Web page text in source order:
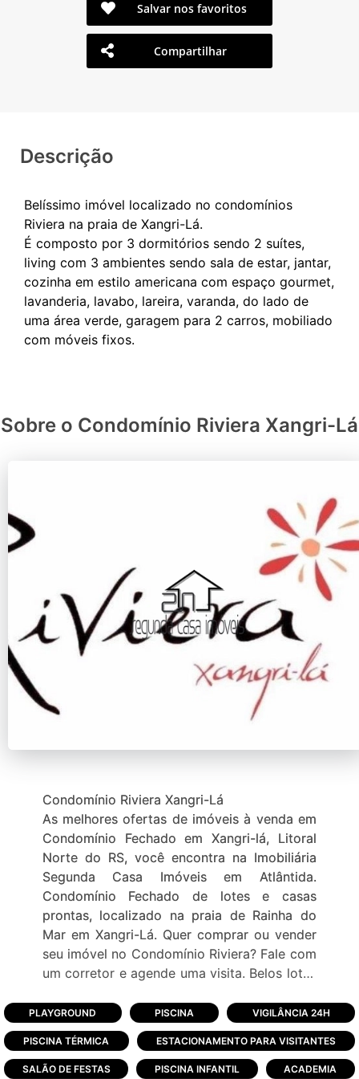
Salvar nos favoritos
Compartilhar
Descrição
Belíssimo imóvel localizado no condomínios
Riviera na praia de Xangri-Lá.
É composto por 3 dormitórios sendo 2 suítes,
living com 3 ambientes sendo sala de estar, jantar,
cozinha em estilo americana com espaço gourmet,
lavanderia, lavabo, lareira, varanda, do lado de
uma área verde, garagem para 2 carros, mobiliado
Sobre o Condomínio Riviera Xangri-Lá
Condomínio Riviera Xangri-Lá
As melhores ofertas de imóveis à venda em
Condomínio Fechado em Xangri-lá, Litoral
Norte do RS, você encontra na Imobiliária
Segunda Casa Imóveis em Atlântida.
Condomínio Fechado de lotes e casas
prontas, localizado na praia de Rainha do
Mar em Xangri-Lá. Quer comprar ou vender
seu imóvel no Condomínio Riviera? Fale com
um corretor e agende uma visita. Belos lotes
sobrados à venda! Imagine um condomínio
que está ali, só esperando você e sua família
para usufruir do melhor no litoral. Quer
descanso? Então que tal o privilégio de
PLAYGROUND PISCINA VIGILÂNCIA 24H
PISCINA TÉRMICA ESTACIONAMENTO PARA VISITANTES
SALÃO DE FESTAS PISCINA INFANTIL ACADEMIA